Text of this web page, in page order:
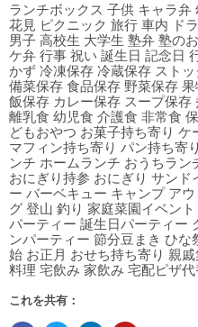
ランチボックス 子供 キャラ
花見 ピクニック 旅行 車内 ド
男子 高校生 大学生 塾弁 塾の
ケ弁 行事 祝い 誕生日 記念日
かず 冷凍保存 冷蔵保存 スト
備菜保存 食品保存 野菜保存
飯保存 カレー保存 スープ保
離乳食 幼児食 介護食 非常食
どもおやつ お菓子持ち寄り
マフィン持ち寄り パン持ち寄
ンチ ホームランチ おうちラ
おにぎり持参 おにぎり サン
ー バーベキュー キャンプ ア
グ 登山 釣り 家庭菜園イベン
パーティー 誕生日パーティー
ンパーティー 節分豆まき ひ
始 お正月 おせち持ち寄り 親
料理 宅飲み 家飲み 宅配ピザ
これを共有：